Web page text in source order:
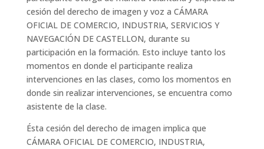
cesión del derecho de imagen y voz a CÁMARA
OFICIAL DE COMERCIO, INDUSTRIA, SERVICIOS Y
NAVEGACIÓN DE CASTELLON, durante su
participación en la formación. Esto incluye tanto los
momentos en donde el participante realiza
intervenciones en las clases, como los momentos en
donde sin realizar intervenciones, se encuentra como
asistente de la clase.
Ésta cesión del derecho de imagen implica que
CÁMARA OFICIAL DE COMERCIO, INDUSTRIA,